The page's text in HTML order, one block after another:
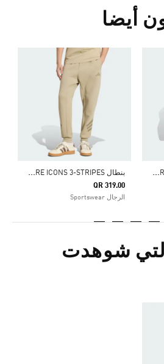
أيضا
ب
نطال FUTURE ICONS 3-STRIPES ب
نطال FUTURE ICONS 3-STRIPES
QR 319.00
الرجال Sportswear
Price Reduced From
شوهدت